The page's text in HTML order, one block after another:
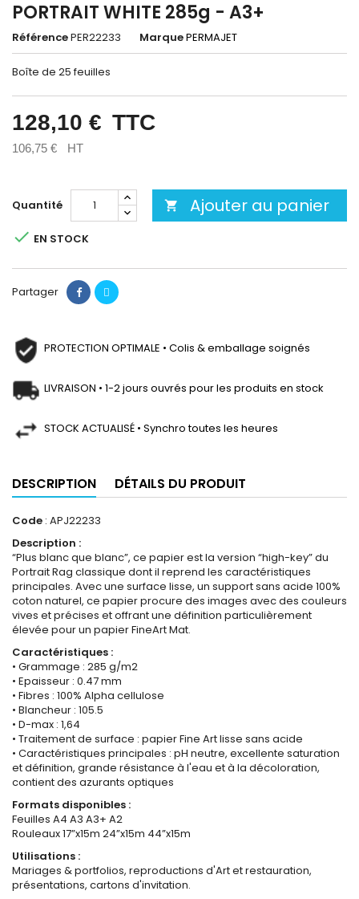
PORTRAIT WHITE 285g - A3+
RéférencePER22233 MarquePERMAJET
Boîte de 25 feuilles
128,10 € TTC
106,75 € HT
Quantité  Ajouter au panier
 EN STOCK
Partager
PROTECTION OPTIMALE • Colis & emballage soignés
LIVRAISON • 1-2 jours ouvrés pour les produits en stock
STOCK ACTUALISÉ • Synchro toutes les heures
DESCRIPTION DÉTAILS DU PRODUIT
Code : APJ22233
Description :
“Plus blanc que blanc”, ce papier est la version “high-key” du
Portrait Rag classique dont il reprend les caractéristiques
principales. Avec une surface lisse, un support sans acide 100%
coton naturel, ce papier procure des images avec des couleurs
vives et précises et offrant une définition particulièrement
élevée pour un papier FineArt Mat.
Caractéristiques :
• Grammage : 285 g/m2
• Epaisseur : 0.47 mm
• Fibres : 100% Alpha cellulose
• Blancheur : 105.5
• D-max : 1,64
• Traitement de surface : papier Fine Art lisse sans acide
• Caractéristiques principales : pH neutre, excellente saturation
et définition, grande résistance à l'eau et à la décoloration,
contient des azurants optiques
Formats disponibles :
Feuilles A4 A3 A3+ A2
Rouleaux 17”x15m 24”x15m 44”x15m
Utilisations :
Mariages & portfolios, reproductions d'Art et restauration,
présentations, cartons d'invitation.